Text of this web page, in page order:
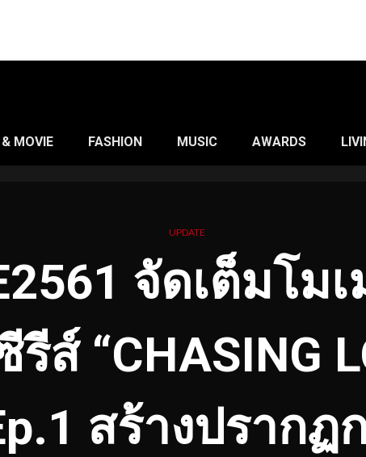
MOVIE FASHION MUSIC AWARDS
UPDATE
จัดเต็มโม
ส์ “CHASING
สร้างปราก